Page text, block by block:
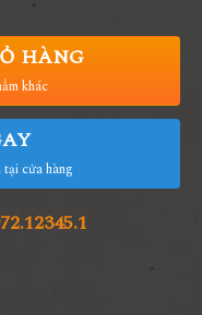
HÀNG
khác
tại cửa hàng